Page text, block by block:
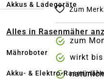
Akkus & Ladegeräte
Alles in Rasenmäher
Mähroboter
Akku- & Elektro-
Zum
zum
wirkt bis